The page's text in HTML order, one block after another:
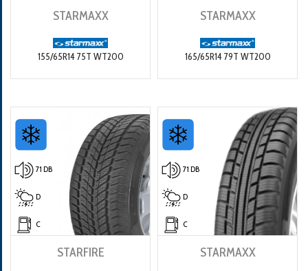
STARMAXX
155/65R14 75T WT200
STARMAXX
165/65R14 79T WT200
71 DB
D
C
STARFIRE
71 DB
D
C
STARMAXX